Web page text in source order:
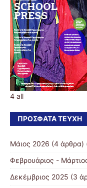
4 all
ΠΡΌΣΦΑΤΑ ΤΕΎΧΗ
Μάιος 2026 (4 άρθρα)
Φεβρουάριος -
Δεκέμβριος 2025 (3